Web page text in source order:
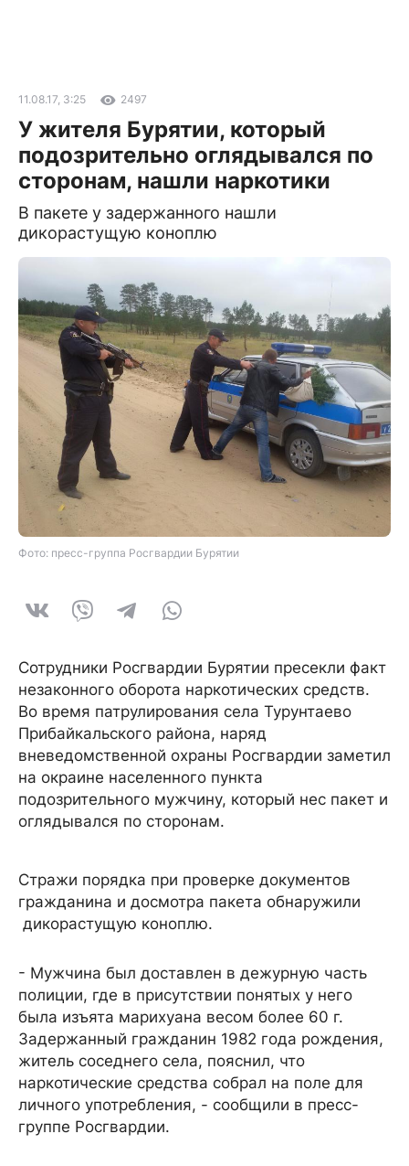
11.08.17, 3:25 2497
У жителя Бурятии, который
подозрительно оглядывался по
сторонам, нашли наркотики
В пакете у задержанного нашли
дикорастущую коноплю
Фото: пресс-группа Росгвардии Бурятии
Сотрудники Росгвардии Бурятии пресекли факт
незаконного оборота наркотических средств.
Во время патрулирования села Турунтаево
Прибайкальского района, наряд
вневедомственной охраны Росгвардии заметил
на окраине населенного пункта
подозрительного мужчину, который нес пакет и
оглядывался по сторонам.
Стражи порядка при проверке документов
гражданина и досмотра пакета обнаружили
дикорастущую коноплю.
- Мужчина был доставлен в дежурную часть
полиции, где в присутствии понятых у него
была изъята марихуана весом более 60 г.
Задержанный гражданин 1982 года рождения,
житель соседнего села, пояснил, что
наркотические средства собрал на поле для
личного употребления, - сообщили в пресс-
группе Росгвардии.